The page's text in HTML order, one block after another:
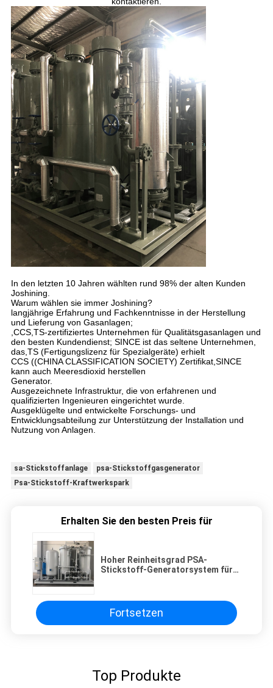
In den letzten 10 Jahren wählten rund 98% der alten Kunden
Joshining.
Warum wählen sie immer Joshining?
langjährige Erfahrung und Fachkenntnisse in der Herstellung
und Lieferung von Gasanlagen;
,CCS,TS-zertifiziertes Unternehmen für Qualitätsgasanlagen und
den besten Kundendienst; SINCE ist das seltene Unternehmen,
das,TS (Fertigungslizenz für Spezialgeräte) erhielt
CCS ((CHINA CLASSIFICATION SOCIETY) Zertifikat,SINCE
kann auch Meeresdioxid herstellen
Generator.
Ausgezeichnete Infrastruktur, die von erfahrenen und
qualifizierten Ingenieuren eingerichtet wurde.
Ausgeklügelte und entwickelte Forschungs- und
Entwicklungsabteilung zur Unterstützung der Installation und
Nutzung von Anlagen.
sa-Stickstoffanlage
psa-Stickstoffgasgenerator
Psa-Stickstoff-Kraftwerkspark
Erhalten Sie den besten Preis für
Hoher Reinheitsgrad PSA-
Stickstoff-Generatorsystem für
Fortsetzen
Top Produkte